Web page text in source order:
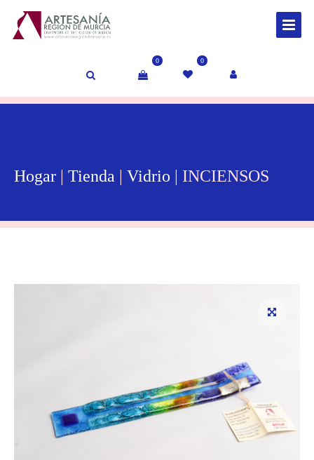
0 0
Hogar Tienda Vidrio | INCIENSOS